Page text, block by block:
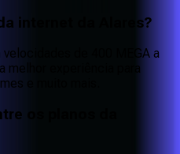
internet da Alares?
de 400 MEGA a
melhor experiência para
e muito mais.
os planos da